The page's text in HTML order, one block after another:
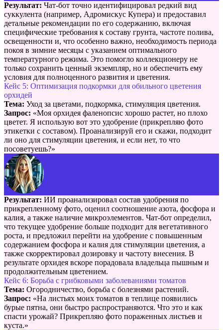
Результат: Чат-бот точно идентифицировал редкий вид
суккулента (например, Адромискус Купера) и предоставил
детальные рекомендации по его содержанию, включая
специфические требования к составу грунта, частоте полива,
освещенности и, что особенно важно, необходимость периода
покоя в зимние месяцы с указанием оптимального
температурного режима. Это помогло коллекционеру не
только сохранить ценный экземпляр, но и обеспечить ему
условия для полноценного развития и цветения.
Кейс 5: Оптимизация подкормки для обильного цветения
орхидей
Тема: Уход за цветами, подкормка, стимуляция цветения.
Запрос: «Моя орхидея фаленопсис хорошо растет, но плохо
цветет. Я использую вот это удобрение (прикрепляю фото
этикетки с составом). Проанализируй его и скажи, подходит
ли оно для стимуляции цветения, и если нет, то что
посоветуешь?»
Результат: ИИ проанализировал состав удобрения по
прикрепленному фото, оценил соотношение азота, фосфора и
калия, а также наличие микроэлементов. Чат-бот определил,
что текущее удобрение больше подходит для вегетативного
роста, и предложил перейти на удобрение с повышенным
содержанием фосфора и калия для стимуляции цветения, а
также скорректировал дозировку и частоту внесения. В
результате орхидея вскоре порадовала владельца пышным и
продолжительным цветением.
Кейс 6: Борьба с грибковыми заболеваниями томатов
Тема: Огородничество, борьба с болезнями растений.
Запрос: «На листьях моих томатов в теплице появились
бурые пятна, они быстро распространяются. Что это и как
спасти урожай? Прикрепляю фото пораженных листьев и
куста.»